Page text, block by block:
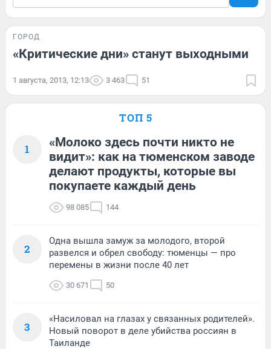
ГОРОД
«Критические дни» станут выходными
1 августа, 2013, 12:13 3 463 51
ТОП 5
1
«Молоко здесь почти никто не
видит»: как на тюменском заводе
делают продукты, которые вы
покупаете каждый день
98 085 144
2
Одна вышла замуж за молодого, второй
развелся и обрел свободу: тюменцы — про
перемены в жизни после 40 лет
30 671 50
3
«Насиловал на глазах у связанных родителей».
Новый поворот в деле убийства россиян в
Таиланде